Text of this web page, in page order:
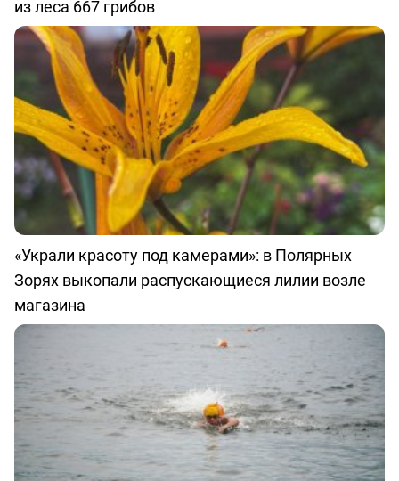
из леса 667 грибов
«Украли красоту под камерами»: в Полярных
Зорях выкопали распускающиеся лилии возле
магазина